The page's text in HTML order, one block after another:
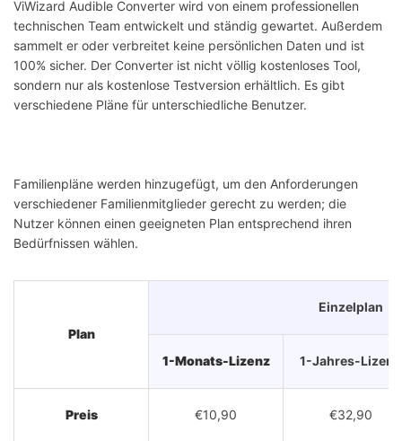
ViWizard Audible Converter wird von einem professionellen
technischen Team entwickelt und ständig gewartet. Außerdem
sammelt er oder verbreitet keine persönlichen Daten und ist
100% sicher. Der Converter ist nicht völlig kostenloses Tool,
sondern nur als kostenlose Testversion erhältlich. Es gibt
verschiedene Pläne für unterschiedliche Benutzer.
Familienpläne werden hinzugefügt, um den Anforderungen
verschiedener Familienmitglieder gerecht zu werden; die
Nutzer können einen geeigneten Plan entsprechend ihren
Bedürfnissen wählen.
Plan
Einzelplan
1-Monats-Lizenz 1-Jahres-Lizenz
Preis €10,90 €32,90